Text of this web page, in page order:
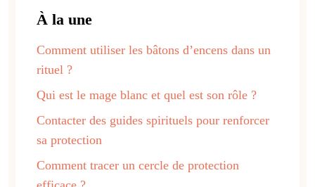
À la une
Comment utiliser les bâtons d’encens dans un
rituel ?
Qui est le mage blanc et quel est son rôle ?
Contacter des guides spirituels pour renforcer
sa protection
Comment tracer un cercle de protection